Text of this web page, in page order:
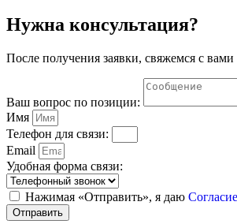
Нужна консультация?
После получения заявки, свяжемся с
Ваш вопрос по позиции:
Имя
Телефон для связи:
Email
Удобная форма связи:
Нажимая «Отправить», я даю
Отправить